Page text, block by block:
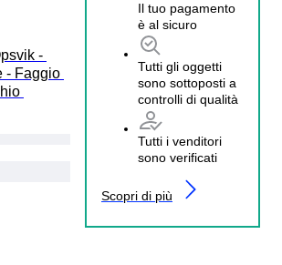
Il tuo pagamento
è al sicuro
Tutti gli oggetti
sono sottoposti a
controlli di qualità
Tutti i venditori
sono verificati
Scopri di più
-
- Faggio